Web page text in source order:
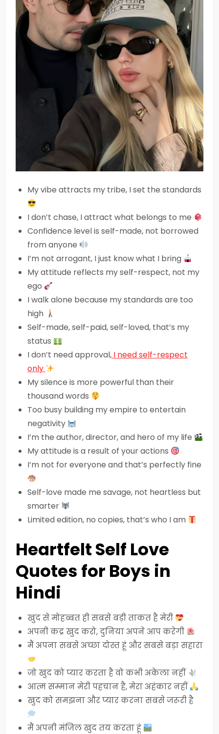
My vibe attracts my tribe, I set the standards
I don’t chase, I attract what belongs to me
Confidence level is self-made, not borrowed
from anyone
I’m not arrogant, I just know what I bring
My attitude reflects my self-respect, not my
ego
I walk alone because my standards are too
high
Self-made, self-paid, self-loved, that’s my
status
I don’t need approval, I need self-respect
only
My silence is more powerful than their
thousand words
Too busy building my empire to entertain
negativity
I’m the author, director, and hero of my life
My attitude is a result of your actions
I’m not for everyone and that’s perfectly fine
Self-love made me savage, not heartless but
smarter
Limited edition, no copies, that’s who I am
Heartfelt Self Love
Quotes for Boys in
Hindi
खुद से मोहब्बत ही सबसे बड़ी ताकत है मेरी
अपनी कद्र खुद करो, दुनिया अपने आप करेगी
मैं अपना सबसे अच्छा दोस्त हूं और सबसे बड़ा सहारा
जो खुद को प्यार करता है वो कभी अकेला नहीं
आत्म सम्मान मेरी पहचान है, मेरा अहंकार नहीं
खुद को समझना और प्यार करना सबसे जरूरी है
मैं अपनी मंजिल खुद तय करता हूं